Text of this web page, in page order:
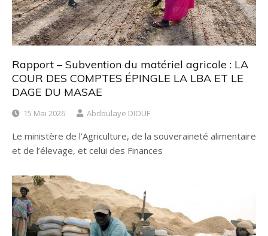
Rapport – Subvention du matériel agricole : LA
COUR DES COMPTES ÉPINGLE LA LBA ET LE
DAGE DU MASAE
15 Mai 2026 Abdoulaye DIOUF
Le ministère de l’Agriculture, de la souveraineté alimentaire
et de l’élevage, et celui des Finances